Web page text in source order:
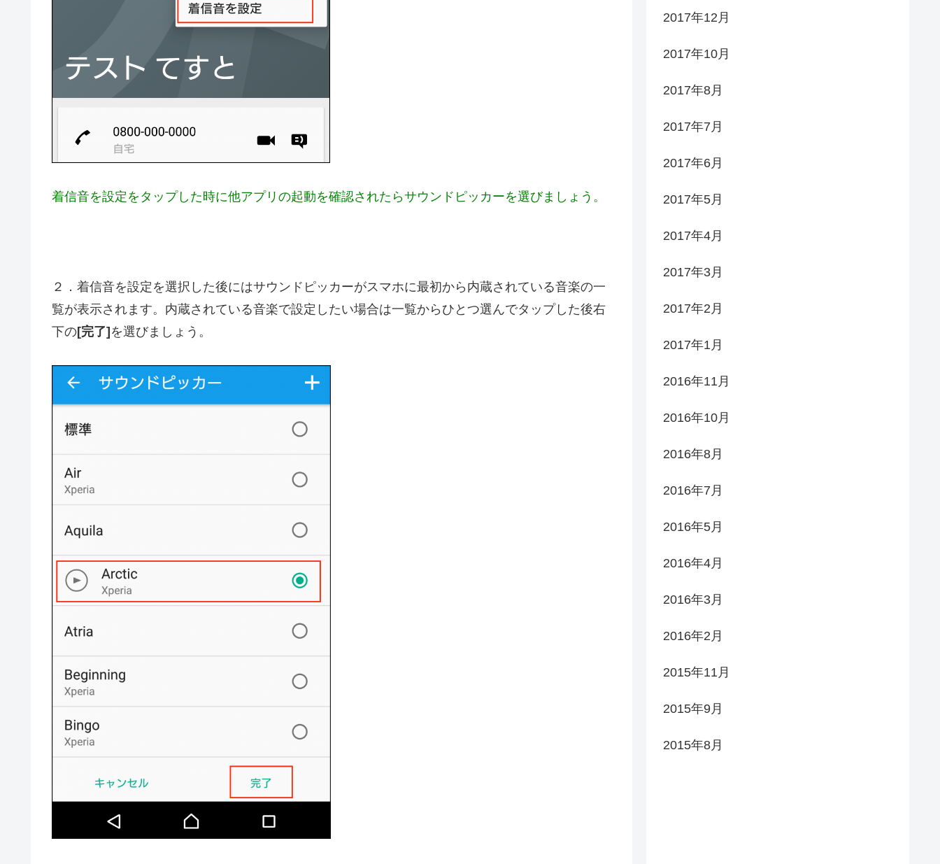
着信音を設定をタップした時に他アプリの起動を確認されたらサウンドピッカーを選びましょう。
２．着信音を設定を選択した後にはサウンドピッカーがスマホに最初から内蔵されている音楽の一
覧が表示されます。内蔵されている音楽で設定したい場合は一覧からひとつ選んでタップした後右
下の[完了]を選びましょう。
2017年12月
2017年10月
2017年8月
2017年7月
2017年6月
2017年5月
2017年4月
2017年3月
2017年2月
2017年1月
2016年11月
2016年10月
2016年8月
2016年7月
2016年5月
2016年4月
2016年3月
2016年2月
2015年11月
2015年9月
2015年8月